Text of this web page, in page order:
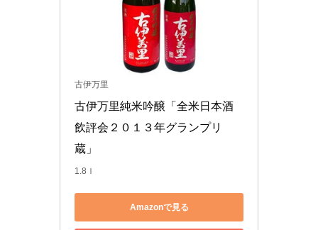
古伊万里
古伊万里純米吟醸「全米日本酒
飲評会２０１３年グランプリ
蔵」
1.8ｌ
Amazonで見る